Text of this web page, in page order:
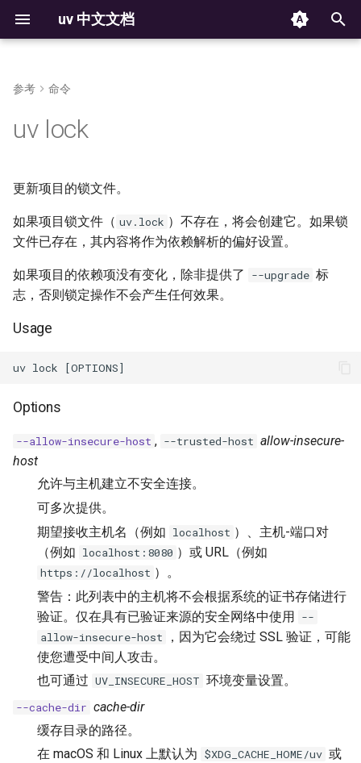
uv 中文文档
入
开
搜
索
Installation
First steps
功能概述
Features
获取帮助
Installing Python
Running scripts
工具
Using tools
项目
Publishing packages
迁移
集成
Integrations
GitHub Actions
GitLab CI/CD
AWS CodeArtifact
Renovate
Projects
管理依赖
Managing dependencies
运行命令
导出锁文件
Exporting Lockfile
Using workspaces
Tools
Python 版本
Python 版本
配置文件
Package indexes
解析
构建后端
Build backend
Authentication
GIT 认证
Git credentials
TLS 证书
Caching
预览功能
Preview features
检查环境
Inspecting environments
声明依赖项
Project metadata
Configuration
Build failures
Reproducible examples
Resolver
Workspace Metadata
Versioning
Platform support
python 支持
rust 支持
License
参考 命令
uv lock
更新项目的锁文件。
如果项目锁文件（ uv.lock ）不存在，将会创建它。如果锁
文件已存在，其内容将作为依赖解析的偏好设置。
如果项目的依赖项没有变化，除非提供了 --upgrade 标
志，否则锁定操作不会产生任何效果。
Usage
Options
--allow-insecure-host , --trusted-host allow-insecure-
host
允许与主机建立不安全连接。
可多次提供。
期望接收主机名（例如 localhost ）、主机-端口对
（例如 localhost:8080 ）或 URL（例如
https://localhost ）。
警告：此列表中的主机将不会根据系统的证书存储进行
验证。仅在具有已验证来源的安全网络中使用 --
allow-insecure-host
，因为它会绕过 SSL 验证，可能
使您遭受中间人攻击。
也可通过 UV_INSECURE_HOST 环境变量设置。
--cache-dir cache-dir
缓存目录的路径。
在 macOS 和 Linux 上默认为 $XDG_CACHE_HOME/uv 或